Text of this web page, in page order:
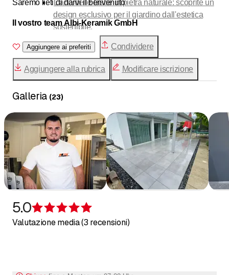
L'arte delle lastre in pietra naturale: scoprite un
design esclusivo per il giardino dall'estetica
sostenibile.
Saremo lieti di darvi il benvenuto
Il vostro team Albi-Keramik GmbH
Aggiungere ai preferiti Condividere
Aggiungere alla rubrica Modificare iscrizione
Galleria (23)
5.0
Valutazione media (3 recensioni)